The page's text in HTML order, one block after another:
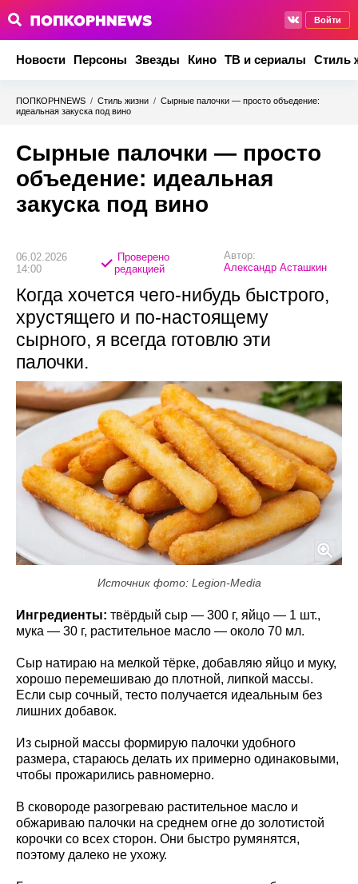
Войти
Новости Персоны Звезды Кино ТВ и сериалы Стиль
ПОПКОРНNEWS / Стиль жизни / Сырные палочки — просто объедение:
идеальная закуска под вино
Сырные палочки — просто
объедение: идеальная
закуска под вино
06.02.2026
14:00
Проверено
редакцией
Автор:
Александр Асташкин
Когда хочется чего-нибудь быстрого,
хрустящего и по-настоящему
сырного, я всегда готовлю эти
палочки.
Источник фото: Legion-Media
Ингредиенты: твёрдый сыр — 300 г, яйцо — 1 шт.,
мука — 30 г, растительное масло — около 70 мл.
Сыр натираю на мелкой тёрке, добавляю яйцо и муку,
хорошо перемешиваю до плотной, липкой массы.
Если сыр сочный, тесто получается идеальным без
лишних добавок.
Из сырной массы формирую палочки удобного
размера, стараюсь делать их примерно одинаковыми,
чтобы прожарились равномерно.
В сковороде разогреваю растительное масло и
обжариваю палочки на среднем огне до золотистой
корочки со всех сторон. Они быстро румянятся,
поэтому далеко не ухожу.